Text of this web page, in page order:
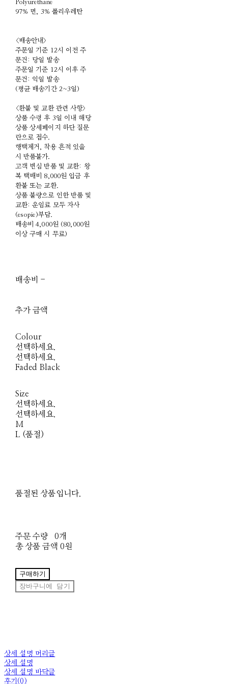
Polyurethane
97% 면, 3% 폴리우레탄
<배송안내>
주문일 기준 12시 이전 주
문건: 당일 발송
주문일 기준 12시 이후 주
문건: 익일 발송
(평균 배송기간 2~3일)
<환불 및 교환 관련 사항>
상품 수령 후 3일 이내 해당
상품 상세페이지 하단 질문
란으로 접수.
행택제거, 착용 흔적 있을
시 반품불가.
고객 변심 반품 및 교환: 왕
복 택배비 8,000원 입금 후
환불 또는 교환.
상품 불량으로 인한 반품 및
교환: 운임료 모두 자사
(esopie)부담.
배송비 4,000원 (80,000원
이상 구매 시 무료)
배송비 -
추가 금액
Colour
선택하세요.
선택하세요.
Faded Black
Size
선택하세요.
선택하세요.
M
L (품절)
품절된 상품입니다.
주문 수량
0개
총 상품 금액 0원
구매하기
장바구니에 담기
상세 설명 머리글
상세 설명
상세 설명 바닥글
후기(0)